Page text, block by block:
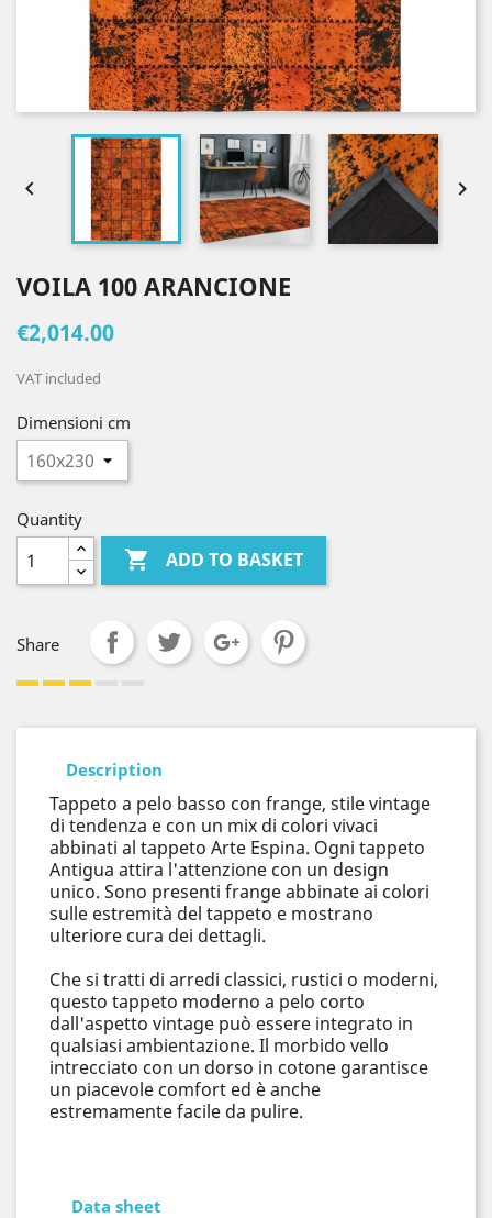
 
VOILA 100 ARANCIONE
€2,014.00
VAT included
Dimensioni cm
Quantity
 ADD TO BASKET
Share
Description
Tappeto a pelo basso con frange, stile vintage
di tendenza e con un mix di colori vivaci
abbinati al tappeto Arte Espina. Ogni tappeto
Antigua attira l'attenzione con un design
unico. Sono presenti frange abbinate ai colori
sulle estremità del tappeto e mostrano
ulteriore cura dei dettagli.
Che si tratti di arredi classici, rustici o moderni,
questo tappeto moderno a pelo corto
dall'aspetto vintage può essere integrato in
qualsiasi ambientazione. Il morbido vello
intrecciato con un dorso in cotone garantisce
un piacevole comfort ed è anche
estremamente facile da pulire.
Data sheet